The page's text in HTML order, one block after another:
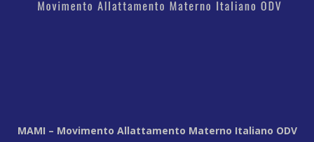
MAMI – Movimento Allattamento Materno Italiano ODV